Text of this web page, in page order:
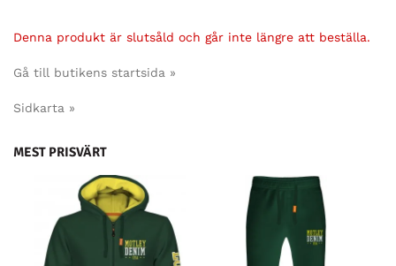
Denna produkt är slutsåld och går inte längre att beställa.
Gå till butikens startsida »
Sidkarta »
MEST PRISVÄRT